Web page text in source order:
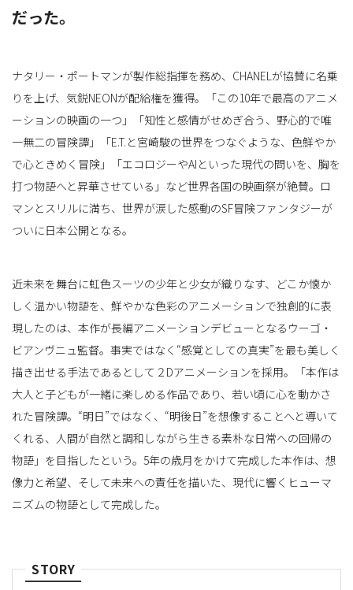
だった。
ナタリー・ポートマンが製作総指揮を務め、CHANELが協賛に名乗
りを上げ、気鋭NEONが配給権を獲得。「この10年で最高のアニメ
ーションの映画の一つ」「知性と感情がせめぎ合う、野心的で唯
一無二の冒険譚」「E.T.と宮崎駿の世界をつなぐような、色鮮やか
で心ときめく冒険」「エコロジーやAIといった現代の問いを、胸を
打つ物語へと昇華させている」など世界各国の映画祭が絶賛。ロ
マンとスリルに満ち、世界が涙した感動のSF冒険ファンタジーが
ついに日本公開となる。
近未来を舞台に虹色スーツの少年と少女が織りなす、どこか懐か
しく温かい物語を、鮮やかな色彩のアニメーションで独創的に表
現したのは、本作が長編アニメーションデビューとなるウーゴ・
ビアンヴニュ監督。事実ではなく“感覚としての真実”を最も美しく
描き出せる手法であるとして２Dアニメーションを採用。「本作は
大人と子どもが一緒に楽しめる作品であり、若い頃に心を動かさ
れた冒険譚。“明日”ではなく、“明後日”を想像することへと導いて
くれる、人間が自然と調和しながら生きる素朴な日常への回帰の
物語」を目指したという。5年の歳月をかけて完成した本作は、想
像力と希望、そして未来への責任を描いた、現代に響くヒューマ
ニズムの物語として完成した。
STORY